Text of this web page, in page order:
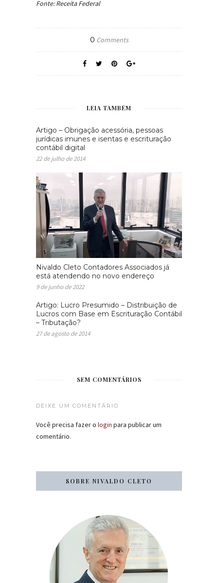
Fonte: Receita Federal
0 Comments
LEIA TAMBÉM
Artigo – Obrigação acessória, pessoas
jurídicas imunes e isentas e escrituração
contábil digital
22 de julho de 2014
Nivaldo Cleto Contadores Associados já
está atendendo no novo endereço
9 de junho de 2022
Artigo: Lucro Presumido – Distribuição de
Lucros com Base em Escrituração Contábil
– Tributação?
27 de agosto de 2014
SEM COMENTÁRIOS
DEIXE UM COMENTÁRIO
Você precisa fazer o login para publicar um
comentário.
SOBRE NIVALDO CLETO